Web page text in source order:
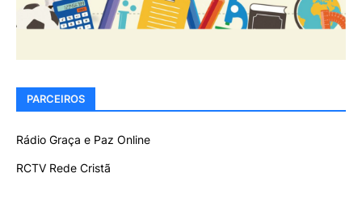
PARCEIROS
Rádio Graça e Paz Online
RCTV Rede Cristã